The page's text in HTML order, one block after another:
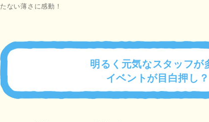
たない薄さに感動！
明るく元気なスタッフが
イベントが目白押し？